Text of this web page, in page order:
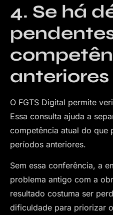
4. Se há
anteriores
O FGTS Digital permite
Essa consulta ajuda a
competência atual do que
períodos anteriores.
Sem essa conferência, a
problema antigo com a
resultado costuma ser
dificuldade para priorizar